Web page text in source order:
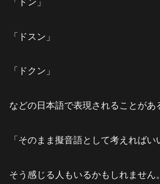
「ドスン」
「ドクン」
などの日本語で表現されることがあ
「そのまま擬音語として考えればい
そう感じる人もいるかもしれません。